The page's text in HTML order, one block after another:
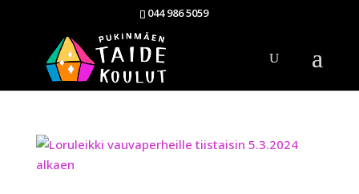
044 986 5059